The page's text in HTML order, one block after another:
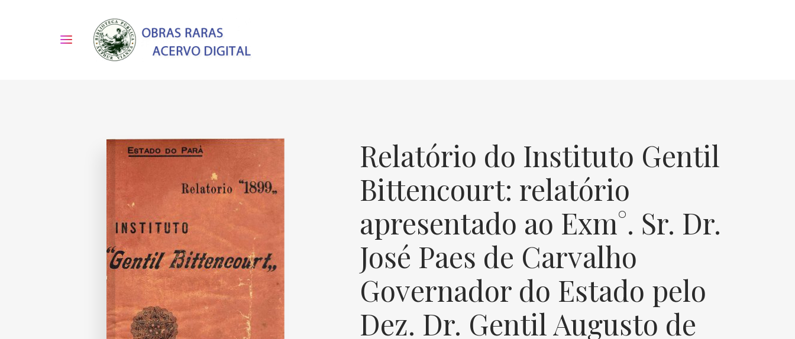
Relatório do Instituto Gentil
Bittencourt: relatório
apresentado ao Exm°. Sr. Dr.
José Paes de Carvalho
Governador do Estado pelo
Dez. Dr. Gentil Augusto de